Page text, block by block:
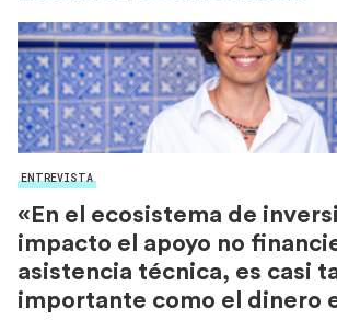
ENTREVISTA
«En el ecosistema de
impacto el apoyo no
asistencia técnica, es casi
importante como el dinero